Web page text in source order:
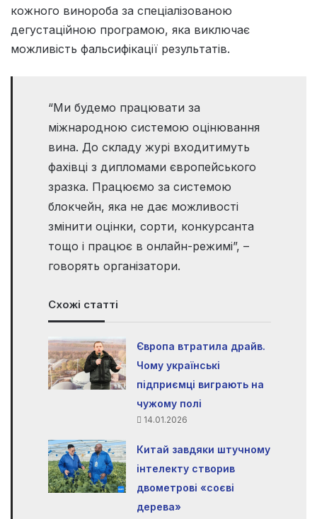
кожного винороба за спеціалізованою
дегустаційною програмою, яка виключає
можливість фальсифікації результатів.
“Ми будемо працювати за
міжнародною системою оцінювання
вина. До складу журі входитимуть
фахівці з дипломами європейського
зразка. Працюємо за системою
блокчейн, яка не дає можливості
змінити оцінки, сорти, конкурсанта
тощо і працює в онлайн-режимі”, –
говорять організатори.
Схожі статті
Європа втратила драйв.
Чому українські
підприємці виграють на
чужому полі
14.01.2026
Китай завдяки штучному
інтелекту створив
двометрові «соєві
дерева»